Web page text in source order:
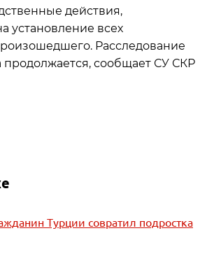
действия,
установление всех
Расследование
продолжается, сообщает СУ СКР
Турции совратил подростка